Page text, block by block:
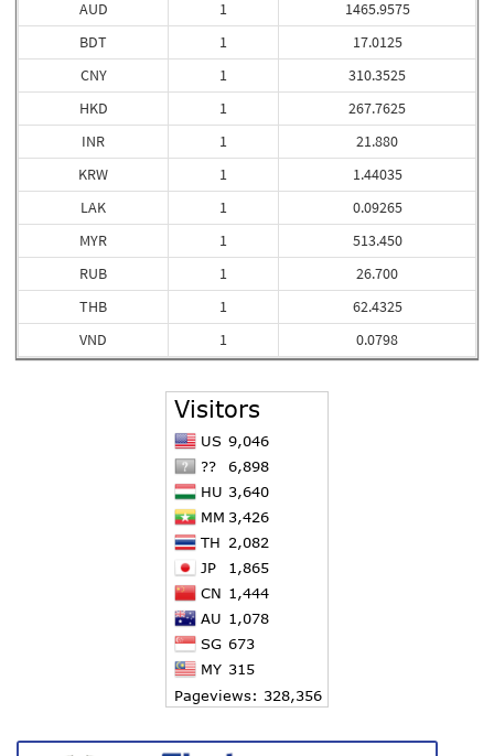
AUD
BDT
CNY
HKD
INR
KRW
LAK
MYR
RUB
THB
VND
1
1
1
1
1
1
1
1
1
1
1
1465.9575
17.0125
310.3525
267.7625
21.880
1.44035
0.09265
513.450
26.700
62.4325
0.0798